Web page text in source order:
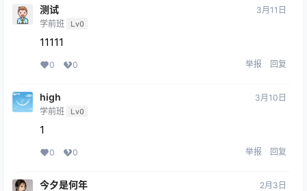
测试
学前班 Lv0
3月11日
11111
0 0 举报 回复
high
学前班 Lv0
3月10日
1
0 0 举报 回复
今夕是何年 2月3日